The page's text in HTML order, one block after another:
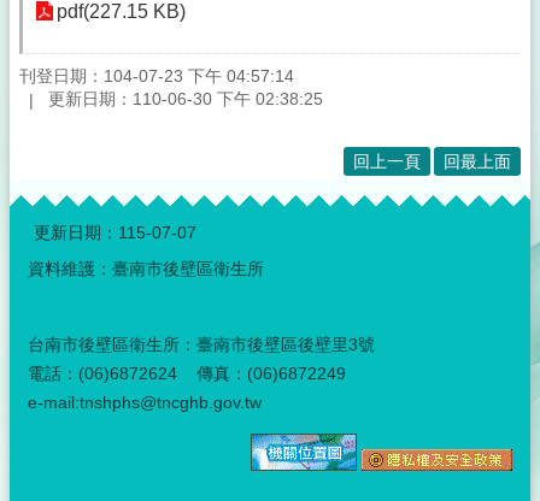
pdf(227.15 KB)
刊登日期：104-07-23 下午 04:57:14
更新日期：110-06-30 下午 02:38:25
回上一頁 回最上面
:::
更新日期： 115-07-07
資料維護：臺南市後壁區衛生所
台南市後壁區衛生所：臺南市後壁區後壁里3號
電話：(06)6872624 傳真：(06)6872249
e-mail:tnshphs@tncghb.gov.tw